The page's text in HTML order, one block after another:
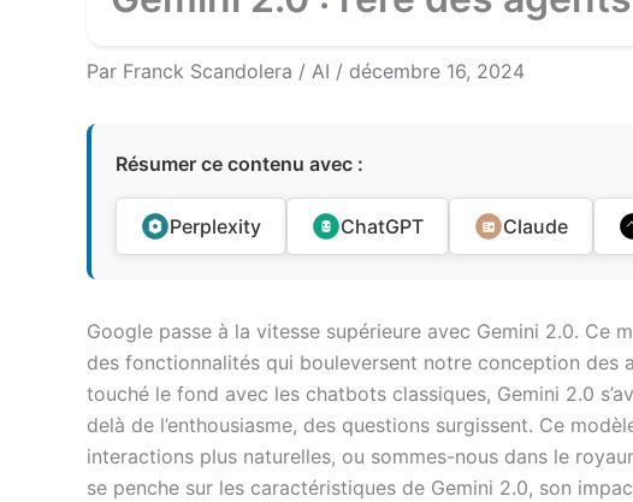
Par Franck Scandolera / AI / décembre 16, 2024
Résumer ce contenu avec :
Perplexity ChatGPT Claude
Google passe à la vitesse supérieure avec Gemini 2.0. Ce
des fonctionnalités qui bouleversent notre conception des
touché le fond avec les chatbots classiques, Gemini 2.0
delà de l’enthousiasme, des questions surgissent. Ce
interactions plus naturelles, ou sommes-nous dans le
se penche sur les caractéristiques de Gemini 2.0, son